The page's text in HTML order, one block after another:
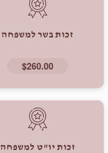
זכות בשר למשפחה
$260.00
זכות יו"ט למשפחה